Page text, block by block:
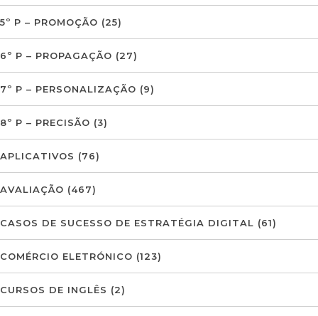
5º P – PROMOÇÃO (25)
6º P – PROPAGAÇÃO (27)
7º P – PERSONALIZAÇÃO (9)
8º P – PRECISÃO (3)
APLICATIVOS (76)
AVALIAÇÃO (467)
CASOS DE SUCESSO DE ESTRATÉGIA DIGITAL (61)
COMÉRCIO ELETRÓNICO (123)
CURSOS DE INGLÊS (2)